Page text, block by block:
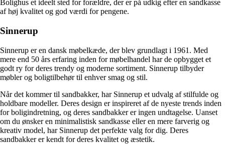
Bolighus et ideelt sted for forældre, der er på udkig efter en sandkasse
af høj kvalitet og god værdi for pengene.
Sinnerup
Sinnerup er en dansk møbelkæde, der blev grundlagt i 1961. Med
mere end 50 års erfaring inden for møbelhandel har de opbygget et
godt ry for deres trendy og moderne sortiment. Sinnerup tilbyder
møbler og boligtilbehør til enhver smag og stil.
Når det kommer til sandbakker, har Sinnerup et udvalg af stilfulde og
holdbare modeller. Deres design er inspireret af de nyeste trends inden
for boligindretning, og deres sandbakker er ingen undtagelse. Uanset
om du ønsker en minimalistisk sandkasse eller en mere farverig og
kreativ model, har Sinnerup det perfekte valg for dig. Deres
sandbakker er kendt for deres kvalitet og æstetik.